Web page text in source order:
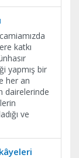
katkı
yapmış bir
her an
dairelerinde
ve